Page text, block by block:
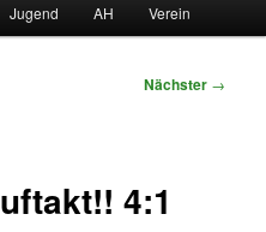
Jugend AH Verein
Nächster →
4:1